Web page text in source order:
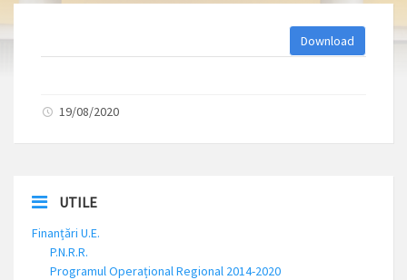
Download
19/08/2020
UTILE
Finanțări U.E.
P.N.R.R.
Programul Operațional Regional 2014-2020